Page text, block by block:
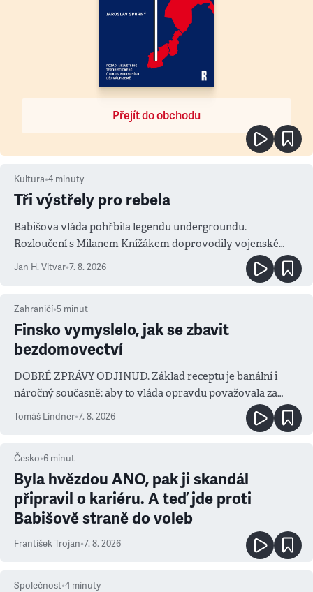
Přejít do obchodu
Kultura•4 minuty
Tři výstřely pro rebela
Babišova vláda pohřbila legendu undergroundu.
Rozloučení s Milanem Knížákem doprovodily vojenské
salvy i kritika pokrokářů
Jan H. Vitvar•7. 8. 2026
Zahraničí•5 minut
Finsko vymyslelo, jak se zbavit
bezdomovectví
DOBRÉ ZPRÁVY ODJINUD. Základ receptu je banální i
náročný současně: aby to vláda opravdu považovala za
prioritu
Tomáš Lindner•7. 8. 2026
Česko•6 minut
Byla hvězdou ANO, pak ji skandál
připravil o kariéru. A teď jde proti
Babišově straně do voleb
František Trojan•7. 8. 2026
Společnost•4 minuty